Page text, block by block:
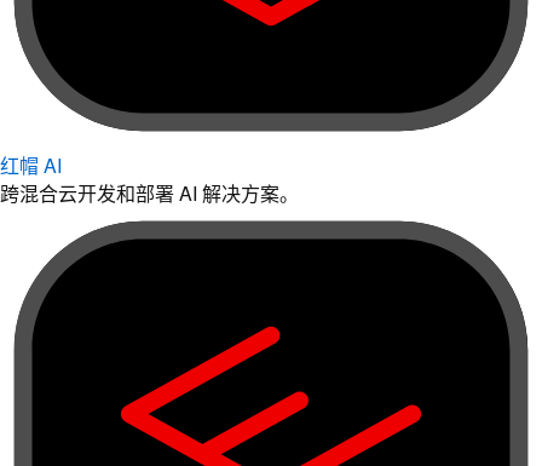
红帽 AI
跨混合云开发和部署 AI 解决方案。